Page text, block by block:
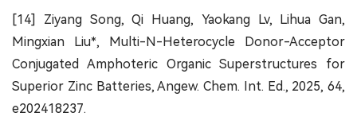
[14] Ziyang Song, Qi Huang, Yaokang Lv, Lihua Gan,
Mingxian Liu*, Multi-N-Heterocycle Donor-Acceptor
Conjugated Amphoteric Organic Superstructures for
Superior Zinc Batteries, Angew. Chem. Int. Ed., 2025, 64,
e202418237.